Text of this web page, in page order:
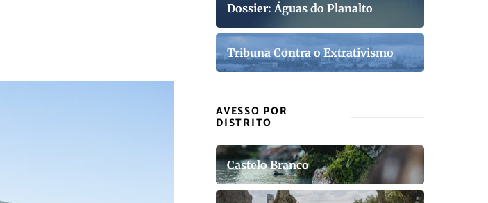
Dossier: Águas do Planalto
Tribuna Contra o Extrativismo
AVESSO POR
DISTRITO
Castelo Branco